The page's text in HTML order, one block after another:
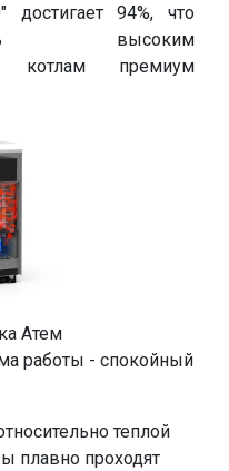
94%, что
высоким
котлам премиум
Атем
работы - спокойный
теплой
плавно проходят